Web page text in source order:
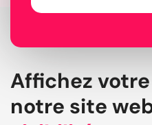
Affichez
notre site